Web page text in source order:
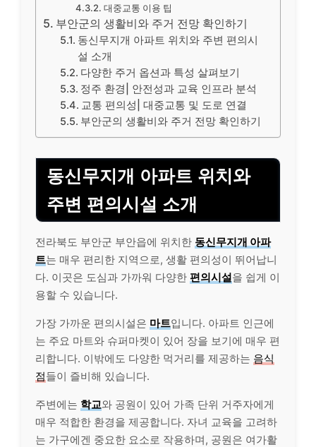
대중교통 이용 팁
부안군의 생활비와 주거 전망 확인하기
동신무지개 아파트 위치와 주변 편의시
설 소개
다양한 주거 옵션과 특성 살펴보기
정주 환경| 안전성과 교육 인프라 분석
교통 편의성| 대중교통 및 도로 연결
부안군의 생활비와 주거 전망 확인하기
동신무지개 아파트 위치와
주변 편의시설 소개
전라북도 부안군 부안읍에 위치한 동신무지개 아파
트는 매우 편리한 지역으로, 생활 편의성이 뛰어납니
다. 이곳은 도심과 가까워 다양한 편의시설을 쉽게 이
용할 수 있습니다.
가장 가까운 편의시설은 마트입니다. 아파트 인근에
는 주요 마트와 슈퍼마켓이 있어 장을 보기에 매우 편
리합니다. 이밖에도 다양한 먹거리를 제공하는 음식
점들이 즐비해 있습니다.
주변에는 학교와 공원이 있어 가족 단위 거주자에게
매우 적합한 환경을 제공합니다. 자녀 교육을 고려하
는 가구에겐 중요한 요소로 작용하며, 공원은 여가활